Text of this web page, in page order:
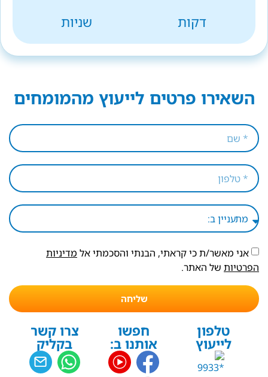
דקות
שניות
השאירו פרטים לייעוץ מהמומחים
אני מאשר/ת כי קראתי, הבנתי והסכמתי אל מדיניות
הפרטיות של האתר.
שליחה
טלפון
לייעוץ
חפשו
אותנו ב:
צרו קשר
בקליק